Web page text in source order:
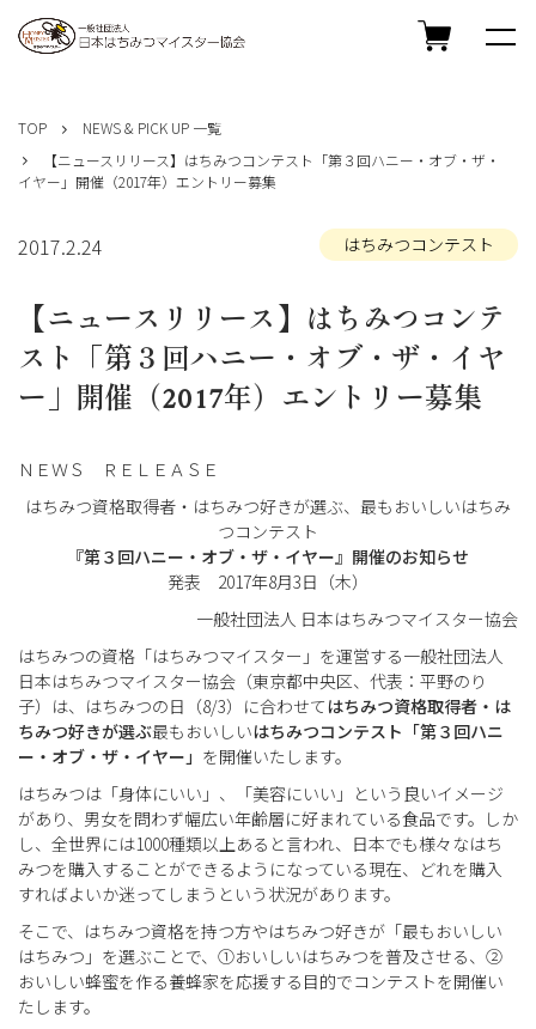
TOP
NEWS & PICK UP 一覧
【ニュースリリース】はちみつコンテスト「第３回ハニー・オブ・ザ・
イヤー」開催（2017年）エントリー募集
2017.2.24 はちみつコンテスト
【ニュースリリース】はちみつコンテ
スト「第３回ハニー・オブ・ザ・イヤ
ー」開催（2017年）エントリー募集
ＮＥＷＳ ＲＥＬＥＡＳＥ
はちみつ資格取得者・はちみつ好きが選ぶ、最もおいしいはちみ
つコンテスト
『第３回ハニー・オブ・ザ・イヤー』開催のお知らせ
発表 2017年8月3日（木）
一般社団法人 日本はちみつマイスター協会
はちみつの資格「はちみつマイスター」を運営する一般社団法人
日本はちみつマイスター協会（東京都中央区、代表：平野のり
子）は、はちみつの日（8/3）に合わせてはちみつ資格取得者・は
ちみつ好きが選ぶ最もおいしいはちみつコンテスト「第３回ハニ
ー・オブ・ザ・イヤー」 を開催いたします。
はちみつは「身体にいい」、「美容にいい」という良いイメージ
があり、男女を問わず幅広い年齢層に好まれている食品です。しか
し、全世界には1000種類以上あると言われ、日本でも様々なはち
みつを購入することができるようになっている現在、どれを購入
すればよいか迷ってしまうという状況があります。
そこで、はちみつ資格を持つ方やはちみつ好きが「最もおいしい
はちみつ」を選ぶことで、①おいしいはちみつを普及させる、②
おいしい蜂蜜を作る養蜂家を応援する目的でコンテストを開催い
たします。